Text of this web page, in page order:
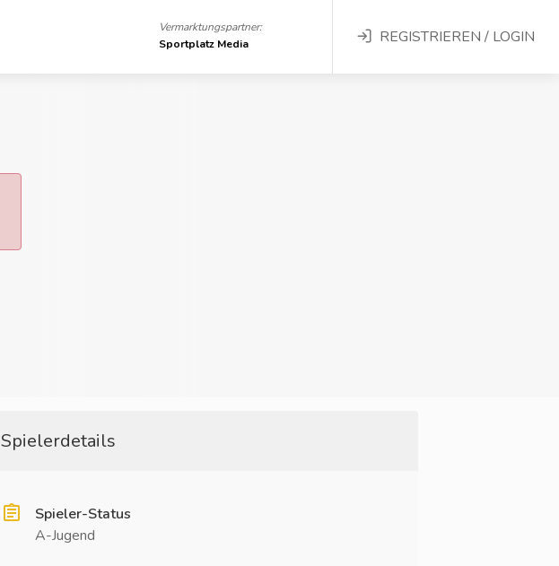
Vermarktungspartner:
Sportplatz Media
REGISTRIEREN / LOGIN
Spielerdetails
Spieler-Status
A-Jugend